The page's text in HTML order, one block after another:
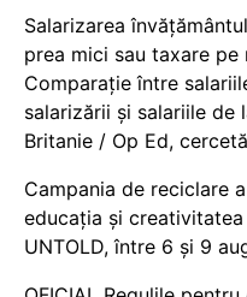
Salarizarea
prea mici sau taxare pe
Comparație între
salarizării și salariile de
Britanie / Op Ed,
Campania de reciclare
educația și
UNTOLD, între 6 și 9